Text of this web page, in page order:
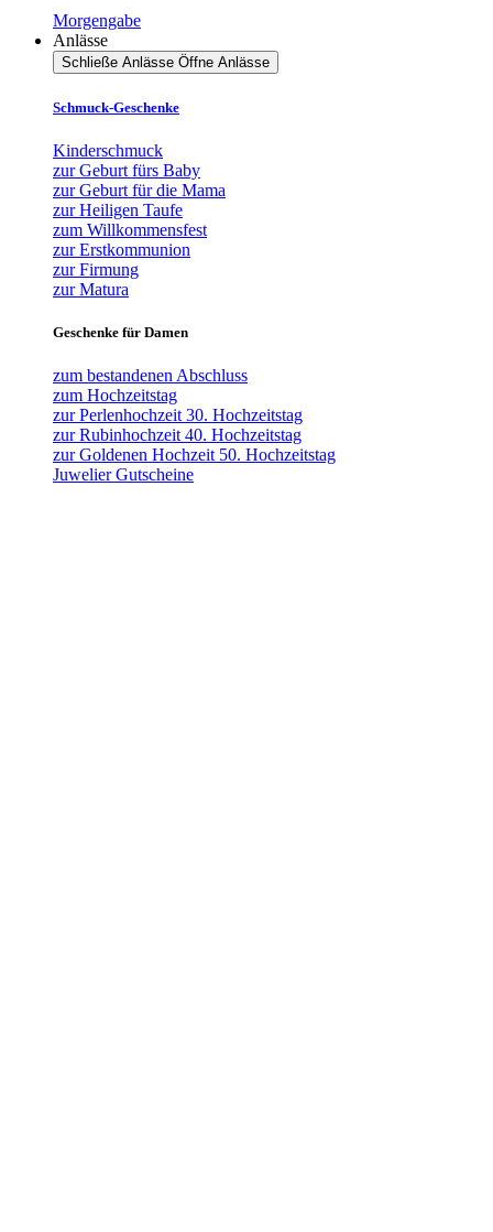
Morgengabe
Anlässe
Schließe Anlässe Öffne Anlässe
Schmuck-Geschenke
Kinderschmuck
zur Geburt fürs Baby
zur Geburt für die Mama
zur Heiligen Taufe
zum Willkommensfest
zur Erstkommunion
zur Firmung
zur Matura
Geschenke für Damen
zum bestandenen Abschluss
zum Hochzeitstag
zur Perlenhochzeit 30. Hochzeitstag
zur Rubinhochzeit 40. Hochzeitstag
zur Goldenen Hochzeit 50. Hochzeitstag
Juwelier Gutscheine